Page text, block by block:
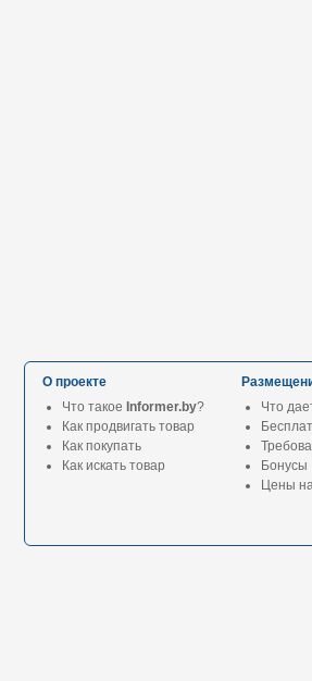
О проекте
Что такое Informer.by?
Как продвигать товар
Как покупать
Как искать товар
Что
Бонусы
Цены на